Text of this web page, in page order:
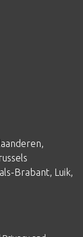
,
Brabant, Luik,